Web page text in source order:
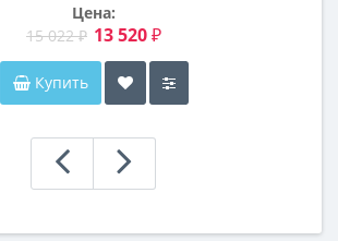
Цена:
15 022 ₽ 13 520 ₽
Купить